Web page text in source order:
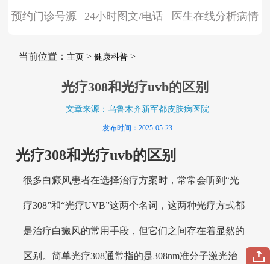
预约门诊号源 24小时图文/电话 医生在线分析病情
当前位置： 主页> 健康科普>
光疗308和光疗uvb的区别
文章来源：乌鲁木齐新军都皮肤病医院
发布时间：2025-05-23
光疗308和光疗uvb的区别
很多白癜风患者在选择治疗方案时，常常会听到“光
疗308”和“光疗UVB”这两个名词，这两种光疗方式都
是治疗白癜风的常用手段，但它们之间存在着显然的
区别。简单光疗308通常指的是308nm准分子激光治